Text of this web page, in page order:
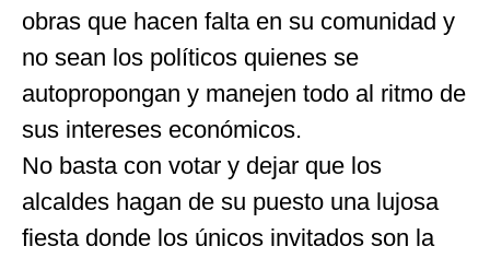
obras que hacen falta en su comunidad y
no sean los políticos quienes se
autopropongan y manejen todo al ritmo de
sus intereses económicos.
No basta con votar y dejar que los
alcaldes hagan de su puesto una lujosa
fiesta donde los únicos invitados son la